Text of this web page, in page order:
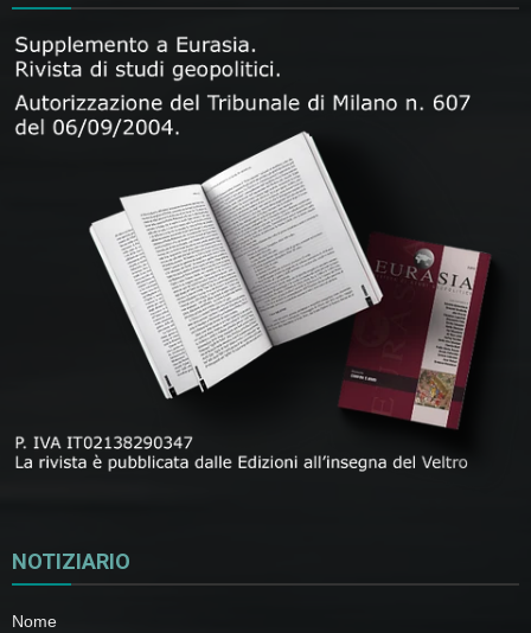
NOTIZIARIO
Nome